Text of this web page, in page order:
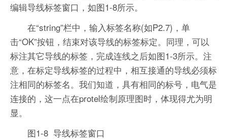
编辑导线标签窗口，如图1-8所示。
在“string”栏中，输入标签名称(如P2.7)，单
击“OK”按钮，结束对该导线的标签标定。同理，可以
标注其它导线的标签，完成连线之后如图1-3所示。注
意，在标定导线标签的过程中，相互接通的导线必须标
注相同的标签名。我们知道，具有相同的标号，电气是
连接的，这一点在protel绘制原理图时，体现得尤为明
显。
图1-8 导线标签窗口